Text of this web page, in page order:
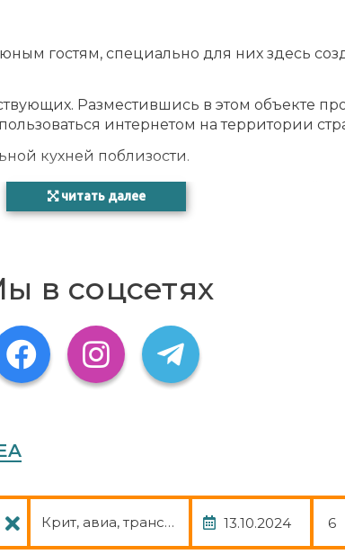
гостям, специально для них здесь
Разместившись в этом объекте
интернетом на территории
кухней поблизости.
К вашим услугам всегда приветливый
SEA Privat Properties могут
полностью оборудован всеми
К УСЛУГАМ ГОСТЕЙ
читать далее
в соцсетях
Крит, авиа, трансфер